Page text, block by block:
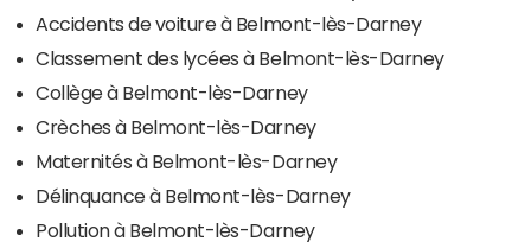
Accidents de voiture à Belmont-lès-Darney
Classement des lycées à Belmont-lès-Darney
Collège à Belmont-lès-Darney
Crèches à Belmont-lès-Darney
Maternités à Belmont-lès-Darney
Délinquance à Belmont-lès-Darney
Pollution à Belmont-lès-Darney